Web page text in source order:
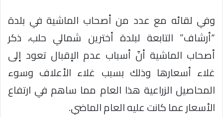
وفي لقائه مع عدد من أصحاب الماشية في بلدة
“أرشاف” التابعة لبلدة أخترين شمالي حلب، ذكر
أصحاب الماشية أنّ أسباب عدم الإقبال تعود إلى
غلاء أسعارها وذلك بسبب غلاء الأعلاف وسوء
المحاصيل الزراعية هذا العام مما ساهم في ارتفاع
الأسعار عما كانت عليه العام الماضي.